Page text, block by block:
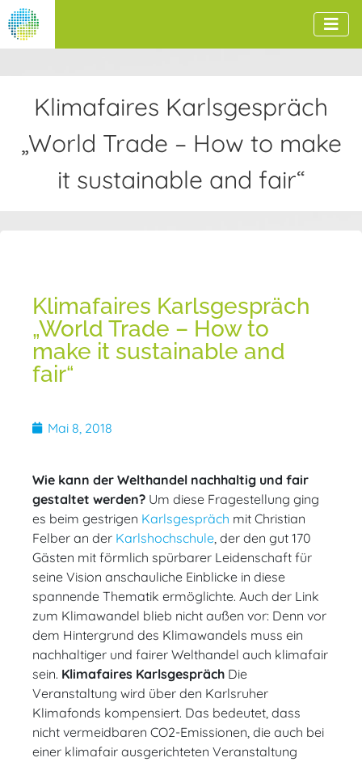
Klimafaires Karlsgespräch
„World Trade – How to make
it sustainable and fair“
Klimafaires Karlsgespräch
„World Trade – How to
make it sustainable and
fair“
Mai 8, 2018
Wie kann der Welthandel nachhaltig und fair
gestaltet werden? Um diese Fragestellung ging
es beim gestrigen Karlsgespräch mit Christian
Felber an der Karlshochschule, der den gut 170
Gästen mit förmlich spürbarer Leidenschaft für
seine Vision anschauliche Einblicke in diese
spannende Thematik ermöglichte. Auch der Link
zum Klimawandel blieb nicht außen vor: Denn vor
dem Hintergrund des Klimawandels muss ein
nachhaltiger und fairer Welthandel auch klimafair
sein. Klimafaires Karlsgespräch Die
Veranstaltung wird über den Karlsruher
Klimafonds kompensiert. Das bedeutet, dass
nicht vermeidbaren CO2-Emissionen, die auch bei
einer klimafair ausgerichteten Veranstaltung